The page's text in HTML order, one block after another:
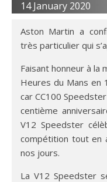
14 January 2020
Aston Martin a
très particulier qui
Faisant honneur à la
Heures du Mans en
car CC100
centième
V12 Speedster
compétition tout en
nos jours.
La V12 Speedster